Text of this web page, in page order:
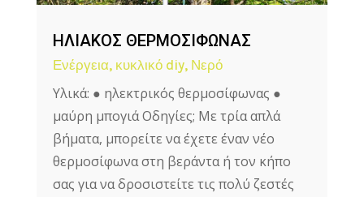
ΗΛΙΑΚΟΣ ΘΕΡΜΟΣΙΦΩΝΑΣ
Ενέργεια, κυκλικό diy, Νερό
Υλικά: ● ηλεκτρικός θερμοσίφωνας ●
μαύρη μπογιά Οδηγίες; Με τρία απλά
βήματα, μπορείτε να έχετε έναν νέο
θερμοσίφωνα στη βεράντα ή τον κήπο
σας για να δροσιστείτε τις πολύ ζεστές